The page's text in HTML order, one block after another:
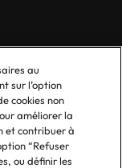
Reserved.
au
sur l’option
cookies non
améliorer la
et contribuer à
“Refuser
ou définir les